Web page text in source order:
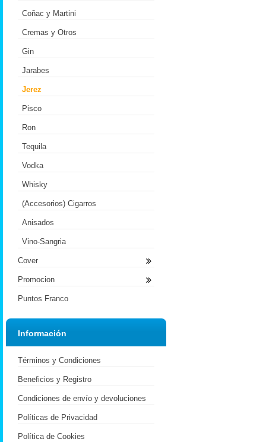
Coñac y Martini
Cremas y Otros
Gin
Jarabes
Jerez
Pisco
Ron
Tequila
Vodka
Whisky
(Accesorios) Cigarros
Anisados
Vino-Sangria
Cover
Promocion
Puntos Franco
Información
Términos y Condiciones
Beneficios y Registro
Condiciones de envío y devoluciones
Políticas de Privacidad
Política de Cookies